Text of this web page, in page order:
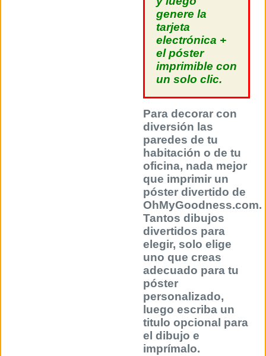
genere la
tarjeta
electrónica +
el póster
imprimible con
un solo clic.
Para decorar con
diversión las
paredes de tu
habitación o de tu
oficina, nada mejor
que imprimir un
póster divertido de
OhMyGoodness.com.
Tantos dibujos
divertidos para
elegir, solo elige
uno que creas
adecuado para tu
póster
personalizado,
luego escriba un
titulo opcional para
el dibujo e
imprímalo.